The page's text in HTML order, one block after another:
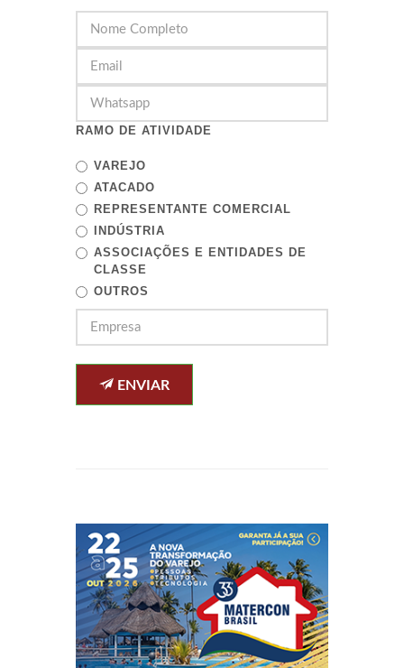
RAMO DE ATIVIDADE
VAREJO
ATACADO
REPRESENTANTE COMERCIAL
INDÚSTRIA
ASSOCIAÇÕES E ENTIDADES DE
CLASSE
OUTROS
ENVIAR